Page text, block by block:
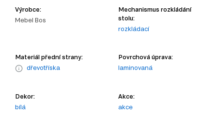
Výrobce:
Mebel Bos
Mechanismus rozkládání
stolu:
rozkládací
Materiál přední strany:
dřevotříska
Povrchová úprava:
laminovaná
Dekor:
bílá
Akce:
akce